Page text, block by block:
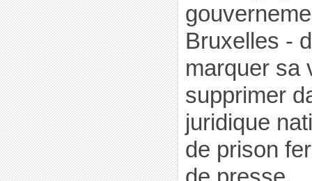
Bruxelles -
marquer sa
supprimer
juridique
de prison